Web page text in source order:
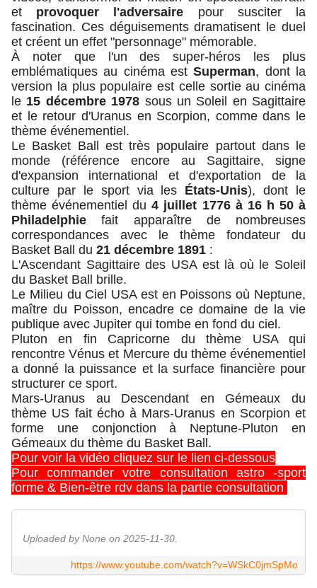
et provoquer l'adversaire pour susciter la
fascination. Ces déguisements dramatisent le duel
et créent un effet "personnage" mémorable.
À noter que l'un des super-héros les plus
emblématiques au cinéma estSuperman, dont la
version la plus populaire est celle sortie au cinéma
le 15 décembre 1978 sous un Soleil en Sagittaire
et le retour d'Uranus en Scorpion, comme dans le
thème événementiel.
Le Basket Ball est très populaire partout dans le
monde (référence encore au Sagittaire, signe
d'expansion international et d'exportation de la
culture par le sport via les États-Unis), dont le
thème événementiel du4 juillet 1776 à 16 h 50 à
Philadelphie fait apparaître de nombreuses
correspondances avec le thème fondateur du
Basket Ball du 21 décembre 1891 :
L'Ascendant Sagittaire des USA est là où le Soleil
du Basket Ball brille.
Le Milieu du Ciel USA est en Poissons où Neptune,
maître du Poisson, encadre ce domaine de la vie
publique avec Jupiter qui tombe en fond du ciel.
Pluton en fin Capricorne du thème USA qui
rencontre Vénus et Mercure du thème événementiel
a donné la puissance et la surface financière pour
structurer ce sport.
Mars-Uranus au Descendant en Gémeaux du
thème US fait écho à Mars-Uranus en Scorpion et
forme une conjonction à Neptune-Pluton en
Gémeaux du thème du Basket Ball.
Pour voir la vidéo cliquez sur le lien ci-dessous
Pour commander votre consultation astro -sport
forme & Bien-être rdv dans la partie consultation
Uploaded by None on 2025-11-30.
https://www.youtube.com/watch?v=WSkC0jmSpMo